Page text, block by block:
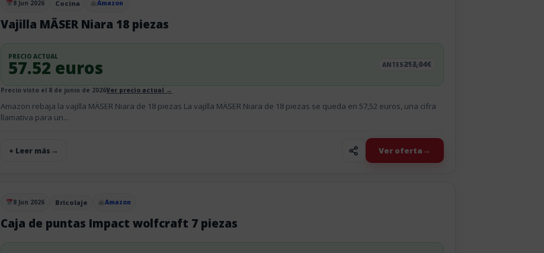
Publicado el
8 Jun 2026 Cocina Amazon
Vajilla MÄSER Niara 18 piezas
PRECIO ACTUAL
57.52 euros ANTES213,04€
Precio visto el 8 de junio de 2026Ver precio actual →
Amazon rebaja la vajilla MÄSER Niara de 18 piezas La vajilla MÄSER Niara de 18 piezas se queda en 57,52 euros, una cifra
llamativa para un...
+ Leer más Ver oferta
Publicado el
8 Jun 2026 Bricolaje Amazon
Caja de puntas Impact wolfcraft 7 piezas